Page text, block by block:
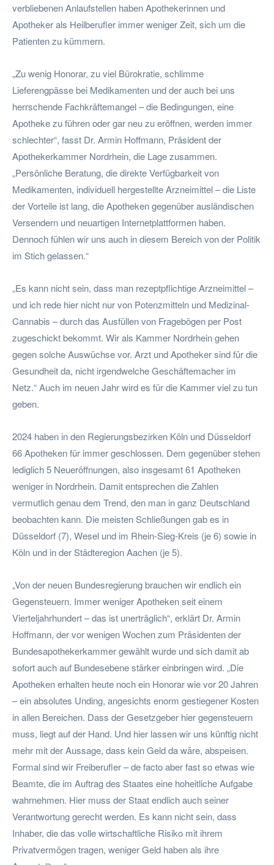
verbliebenen Anlaufstellen haben Apothekerinnen und
Apotheker als Heilberufler immer weniger Zeit, sich um die
Patienten zu kümmern.
„Zu wenig Honorar, zu viel Bürokratie, schlimme
Lieferengpässe bei Medikamenten und der auch bei uns
herrschende Fachkräftemangel – die Bedingungen, eine
Apotheke zu führen oder gar neu zu eröffnen, werden immer
schlechter“, fasst Dr. Armin Hoffmann, Präsident der
Apothekerkammer Nordrhein, die Lage zusammen.
„Persönliche Beratung, die direkte Verfügbarkeit von
Medikamenten, individuell hergestellte Arzneimittel – die Liste
der Vorteile ist lang, die Apotheken gegenüber ausländischen
Versendern und neuartigen Internetplattformen haben.
Dennoch fühlen wir uns auch in diesem Bereich von der Politik
im Stich gelassen.“
„Es kann nicht sein, dass man rezeptpflichtige Arzneimittel –
und ich rede hier nicht nur von Potenzmitteln und Medizinal-
Cannabis – durch das Ausfüllen von Fragebögen per Post
zugeschickt bekommt. Wir als Kammer Nordrhein gehen
gegen solche Auswüchse vor. Arzt und Apotheker sind für die
Gesundheit da, nicht irgendwelche Geschäftemacher im
Netz.“ Auch im neuen Jahr wird es für die Kammer viel zu tun
geben.
2024 haben in den Regierungsbezirken Köln und Düsseldorf
66 Apotheken für immer geschlossen. Dem gegenüber stehen
lediglich 5 Neueröffnungen, also insgesamt 61 Apotheken
weniger in Nordrhein. Damit entsprechen die Zahlen
vermutlich genau dem Trend, den man in ganz Deutschland
beobachten kann. Die meisten Schließungen gab es in
Düsseldorf (7), Wesel und im Rhein-Sieg-Kreis (je 6) sowie in
Köln und in der Städteregion Aachen (je 5).
„Von der neuen Bundesregierung brauchen wir endlich ein
Gegensteuern. Immer weniger Apotheken seit einem
Vierteljahrhundert – das ist unerträglich“, erklärt Dr. Armin
Hoffmann, der vor wenigen Wochen zum Präsidenten der
Bundesapothekerkammer gewählt wurde und sich damit ab
sofort auch auf Bundesebene stärker einbringen wird. „Die
Apotheken erhalten heute noch ein Honorar wie vor 20 Jahren
– ein absolutes Unding, angesichts enorm gestiegener Kosten
in allen Bereichen. Dass der Gesetzgeber hier gegensteuern
muss, liegt auf der Hand. Und hier lassen wir uns künftig nicht
mehr mit der Aussage, dass kein Geld da wäre, abspeisen.
Formal sind wir Freiberufler – de facto aber fast so etwas wie
Beamte, die im Auftrag des Staates eine hoheitliche Aufgabe
wahrnehmen. Hier muss der Staat endlich auch seiner
Verantwortung gerecht werden. Es kann nicht sein, dass
Inhaber, die das volle wirtschaftliche Risiko mit ihrem
Privatvermögen tragen, weniger Geld haben als ihre